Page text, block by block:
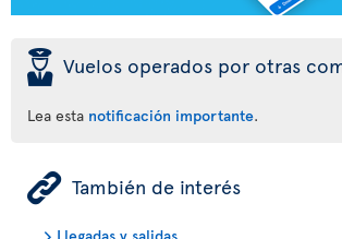
þ Vuelos operados por otras
Lea esta notificación importante.
ÿ También de interés